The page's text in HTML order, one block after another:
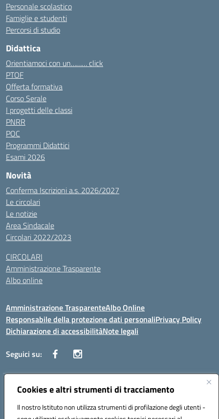
Cookies e altri strumenti di tracciamento
Il nostro Istituto non utilizza strumenti di profilazione degli utenti -
Personale scolastico
Famiglie e studenti
Percorsi di studio
Didattica
Orientiamoci con un……… click
PTOF
Offerta formativa
Corso Serale
I progetti delle classi
PNRR
POC
Programmi Didattici
Esami 2026
Novità
Conferma Iscrizioni a.s. 2026/2027
Le circolari
Le notizie
Area Sindacale
Circolari 2022/2023
CIRCOLARI
Amministrazione Trasparente
Albo online
Amministrazione TrasparenteAlbo Online
Responsabile della protezione dati personaliPrivacy Policy
Dichiarazione di accessibilitàNote legali
Seguici su:
Indirizzo:Corso Vittorio Emanuele, 27 90133 - Palermo
Posta elettronica certificata (PEC):pais03600r@pec.istruzione.it